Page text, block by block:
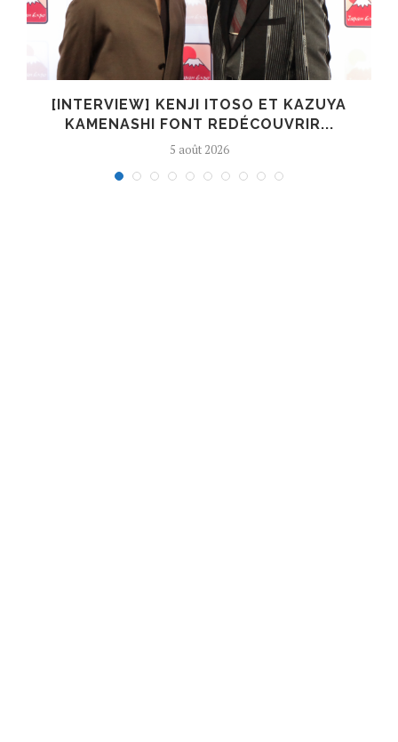
[INTERVIEW] KENJI ITOSO ET KAZUYA
KAMENASHI FONT REDÉCOUVRIR...
5 août 2026